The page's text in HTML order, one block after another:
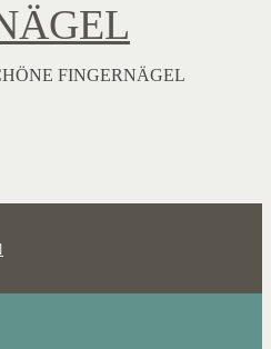
FINGERNÄGEL